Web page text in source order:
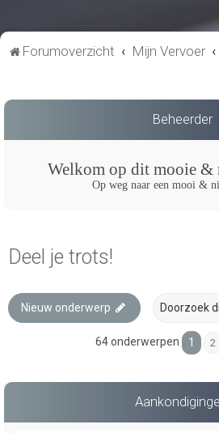
Forumoverzicht Mijn Vervoer
Beheerder
Welkom op dit mooie &
Op weg naar een mooi &
Deel je trots!
Nieuw onderwerp
64 onderwerpen 1 2